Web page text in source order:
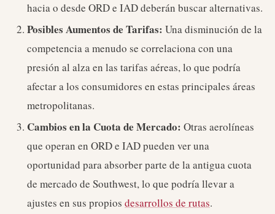
hacia o desde ORD e IAD deberán buscar alternativas.
Posibles Aumentos de Tarifas: Una disminución de la
competencia a menudo se correlaciona con una
presión al alza en las tarifas aéreas, lo que podría
afectar a los consumidores en estas principales áreas
metropolitanas.
Cambios en la Cuota de Mercado: Otras aerolíneas
que operan en ORD e IAD pueden ver una
oportunidad para absorber parte de la antigua cuota
de mercado de Southwest, lo que podría llevar a
ajustes en sus propios desarrollos de rutas.